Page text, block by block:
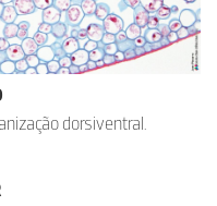
dorsiventral.